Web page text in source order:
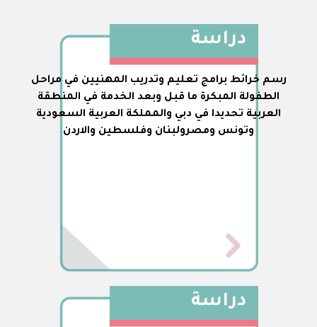
دراسة
رسم خرائط برامج تعليم وتدريب المهنيين في مراحل
الطفولة المبكرة ما قبل وبعد الخدمة في المنطقة
العربية تحديدا في دبي والمملكة العربية السعودية
وتونس ومصرولبنان وفلسطين والاردن
دراسة